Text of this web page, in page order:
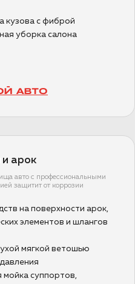
кузова с фиброй
уборка салона
АВТО
арок
авто с профессиональными
защитит от коррозии
на поверхности арок,
элементов и шлангов
мягкой ветошью
мойка суппортов,